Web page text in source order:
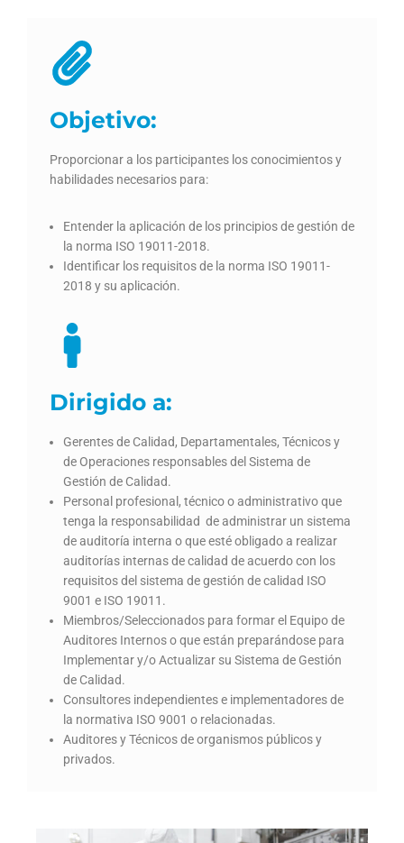
Objetivo:
Proporcionar a los participantes los conocimientos y
habilidades necesarios para:
Entender la aplicación de los principios de gestión de
la norma ISO 19011-2018.
Identificar los requisitos de la norma ISO 19011-
2018 y su aplicación.
Dirigido a:
Gerentes de Calidad, Departamentales, Técnicos y
de Operaciones responsables del Sistema de
Gestión de Calidad.
Personal profesional, técnico o administrativo que
tenga la responsabilidad de administrar un sistema
de auditoría interna o que esté obligado a realizar
auditorías internas de calidad de acuerdo con los
requisitos del sistema de gestión de calidad ISO
9001 e ISO 19011.
Miembros/Seleccionados para formar el Equipo de
Auditores Internos o que están preparándose para
Implementar y/o Actualizar su Sistema de Gestión
de Calidad.
Consultores independientes e implementadores de
la normativa ISO 9001 o relacionadas.
Auditores y Técnicos de organismos públicos y
privados.